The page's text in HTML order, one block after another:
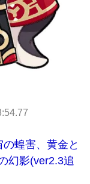
蝗害、黄金と
幻影(ver2.3追